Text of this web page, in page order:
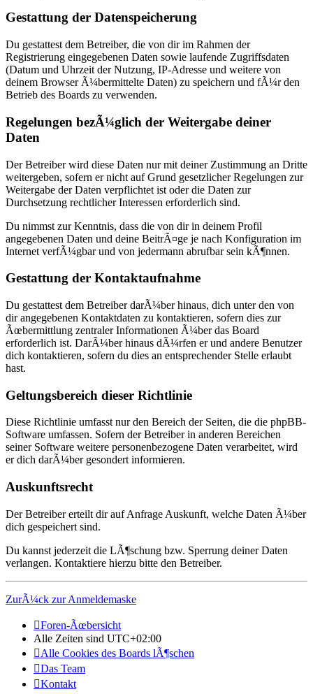
Gestattung der Datenspeicherung
Du gestattest dem Betreiber, die von dir im Rahmen der
Registrierung eingegebenen Daten sowie laufende Zugriffsdaten
(Datum und Uhrzeit der Nutzung, IP-Adresse und weitere von
deinem Browser Ã¼bermittelte Daten) zu speichern und fÃ¼r den
Betrieb des Boards zu verwenden.
Regelungen bezÃ¼glich der Weitergabe deiner
Daten
Der Betreiber wird diese Daten nur mit deiner Zustimmung an Dritte
weitergeben, sofern er nicht auf Grund gesetzlicher Regelungen zur
Weitergabe der Daten verpflichtet ist oder die Daten zur
Durchsetzung rechtlicher Interessen erforderlich sind.
Du nimmst zur Kenntnis, dass die von dir in deinem Profil
angegebenen Daten und deine BeitrÃ¤ge je nach Konfiguration im
Internet verfÃ¼gbar und von jedermann abrufbar sein kÃ¶nnen.
Gestattung der Kontaktaufnahme
Du gestattest dem Betreiber darÃ¼ber hinaus, dich unter den von
dir angegebenen Kontaktdaten zu kontaktieren, sofern dies zur
Ãœbermittlung zentraler Informationen Ã¼ber das Board
erforderlich ist. DarÃ¼ber hinaus dÃ¼rfen er und andere Benutzer
dich kontaktieren, sofern du dies an entsprechender Stelle erlaubt
hast.
Geltungsbereich dieser Richtlinie
Diese Richtlinie umfasst nur den Bereich der Seiten, die die phpBB-
Software umfassen. Sofern der Betreiber in anderen Bereichen
seiner Software weitere personenbezogene Daten verarbeitet, wird
er dich darÃ¼ber gesondert informieren.
Auskunftsrecht
Der Betreiber erteilt dir auf Anfrage Auskunft, welche Daten Ã¼ber
dich gespeichert sind.
Du kannst jederzeit die LÃ¶schung bzw. Sperrung deiner Daten
verlangen. Kontaktiere hierzu bitte den Betreiber.
ZurÃ¼ck zur Anmeldemaske
Foren-Ãœbersicht
Alle Zeiten sind UTC+02:00
Alle Cookies des Boards lÃ¶schen
Das Team
Kontakt